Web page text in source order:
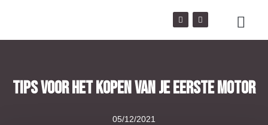
I
n
s
t
Y
o
u
t
Tips Voor Het Kopen Van Je Eerste Motor
05/12/2021